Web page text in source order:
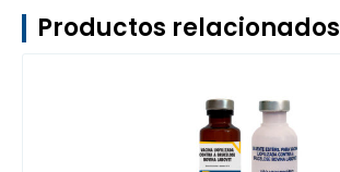
Productos relacionados